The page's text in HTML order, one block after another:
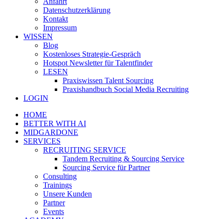
Datenschutzerklärung
Kontakt
Impressum
WISSEN
Blog
Kostenloses Strategie-Gespräch
Hotspot Newsletter für Talentfinder
LESEN
Praxiswissen Talent Sourcing
Praxishandbuch Social Media Recruiting
LOGIN
HOME
BETTER WITH AI
MIDGARDONE
SERVICES
RECRUITING SERVICE
Tandem Recruiting & Sourcing Service
Sourcing Service für Partner
Consulting
Trainings
Unsere Kunden
Partner
Events